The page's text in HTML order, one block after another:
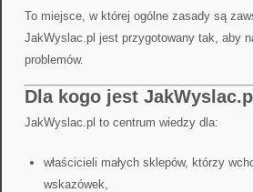
To miejsce, w której ogólne zasady są
JakWyslac.pl jest przygotowany tak, aby
problemów.
Dla kogo jest
JakWyslac.pl to centrum wiedzy dla:
właścicieli małych sklepów, którzy
wskazówek,